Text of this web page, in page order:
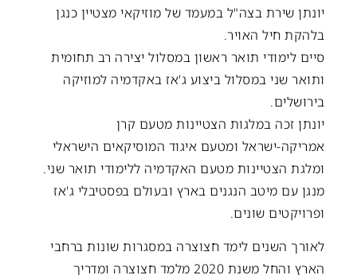
יונתן שירת בצה"ל במעמד של מוזיקאי מצטיין כנגן
בלהקת חיל האויר.
סיים לימודי תואר ראשון במסלול יצירה רב תחומית
ותואר שני במסלול ביצוע ג'אז באקדמיה למוזיקה
בירושלים.
יונתן זכה במלגות הצטיינות מטעם קרן
אמריקה-ישראל ומטעם איגוד המוסיקאים הישראלי
ומלגת הצטיינות מטעם האקדמיה ללימודי תואר שני.
מנגן עם מיטב הנגנים בארץ ובעולם בפסטיבלי ג'אז
ופרויקטים שונים.
לאורך השנים לימד חצוצרה במסגרות שונות ברחבי
הארץ והחל משנת 2020 מלמד חצוצרה ומדריך